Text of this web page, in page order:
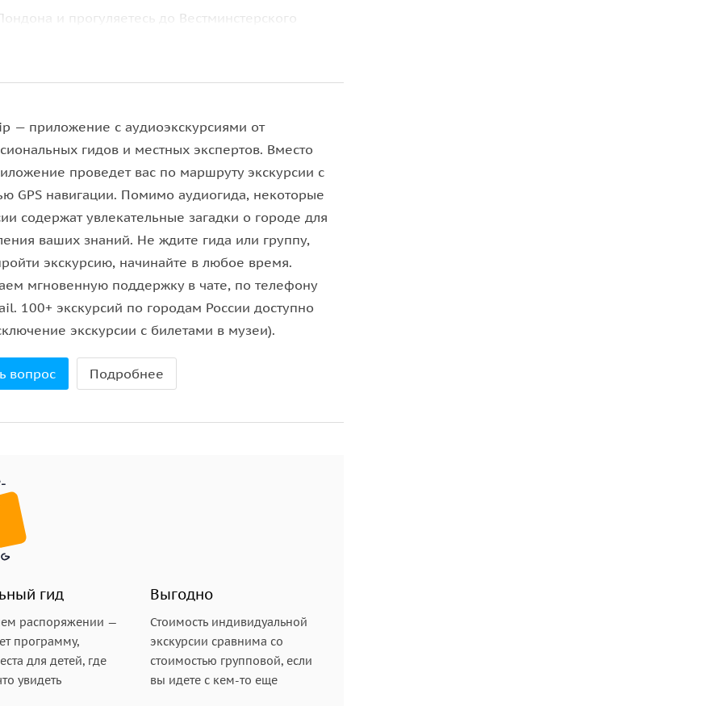
и прогуляетесь до Вестминстерского
страны, многие из которых похоронены
парламента в мире.
расположены основные ведомства и
Завершится экскурсия там же, где вы
и СМС со ссылкой на скачивание приложения и
приложение WeGoTrip (доступно в App
Во вкладке «Покупки» вам будут
экскурсия начнётся автоматически в первой
(внешний аккумулятор для телефона).
— приложение с аудиоэкскурсиями от
гидов и местных экспертов. Вместо
проведет вас по маршруту экскурсии с
GPS навигации. Помимо аудиогида, некоторые
содержат увлекательные загадки о городе для
ваших знаний. Не ждите гида или группу,
экскурсию, начинайте в любое время.
мгновенную поддержку в чате, по телефону
100+ экскурсий по городам России доступно
экскурсии с билетами в музеи).
вопрос Подробнее
гид
распоряжении —
программу,
для детей, где
увидеть
Выгодно
Стоимость индивидуальной
экскурсии сравнима со
стоимостью групповой, если
вы идете с кем-то еще